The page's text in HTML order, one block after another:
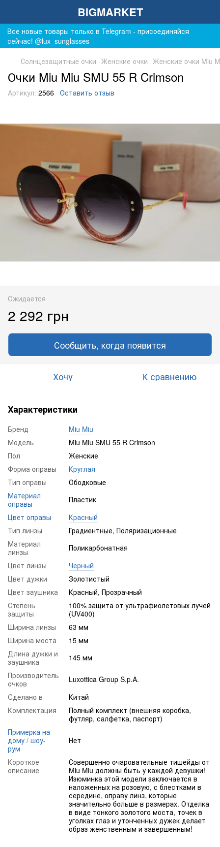
BIGMARKET
Все новые товары только в Telegram - присоединяйся
сейчас! @lux_sunglasses
Солнцезащитные очки Женские очки Женские очки Miu
Очки Miu Miu SMU 55 R Crimson
Артикул: 2566 Оставить отзыв
Ожидается
2 292 грн
Сообщить, когда появится
Хочу К сравнению
Характеристики
Бренд
Miu Miu
Модель
Miu Miu SMU 55 R Crimson
Пол
Женские
Форма оправы
Круглая
Тип оправы
Ободковые
Материал
оправы
Пластик
Цвет оправы
Красный
Тип линзы
Градиентные, Поляризационные
Материал
линзы
Поликарбонатная
Цвет линзы
Черный
Цвет дужки
Золотистый
Цвет заушника
Красный, Прозрачный
Степень
защиты
100% защита от ультрафиолетовых лучей
(UV400)
Ширина линзы
63 мм
Ширина моста
15 мм
Длина дужки и
заушника
145 мм
Производитель
очков
Luxottica Group S.p.A.
Cделано в
Китай
Комплектация
Полный комплект (внешняя коробка,
футляр, салфетка, паспорт)
Примерка на
дому / шоу-
рум
Нет
Короткое
описание
Совершенно очаровательные тишейды от
Miu Miu должны быть у каждой девушки!
Изюминка этой модели заключается в
наложенных на розовую, с блестками в
середине, оправу линз, которые
значительно больше в размерах. Отделка
в виде тонкого золотого моста, точек в
уголках глаз и утонченных дужек делает
образ женственным и завершенным!